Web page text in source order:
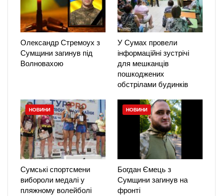
Олександр Стремоух з
Сумщини загинув під
Волновахою
У Сумах провели
інформаційні зустрічі
для мешканців
пошкоджених
обстрілами будинків
НОВИНИ
Сумські спортсмени
вибороли медалі у
пляжному волейболі
НОВИНИ
Богдан Ємець з
Сумщини загинув на
фронті